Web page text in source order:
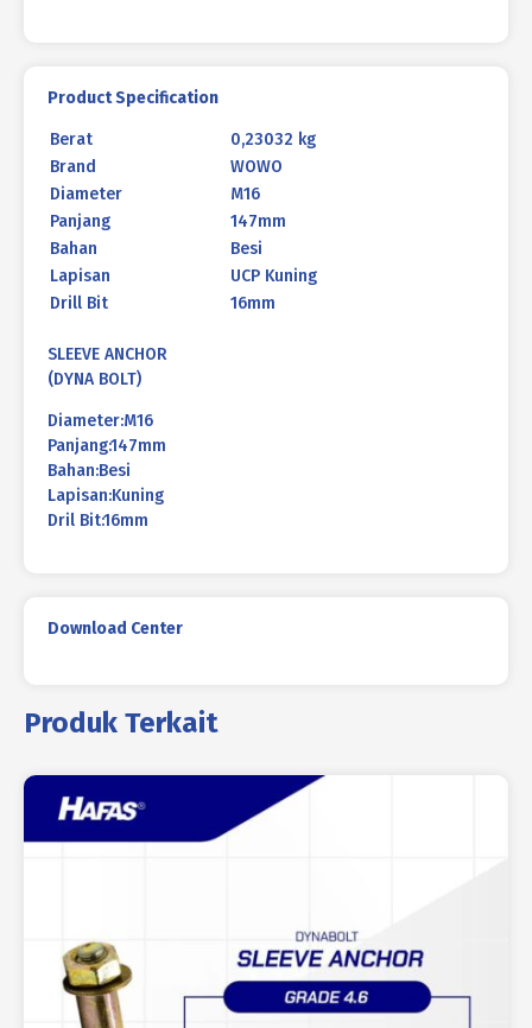
Product Specification
Berat
0,23032 kg
Brand
WOWO
Diameter
M16
Panjang
147mm
Bahan
Besi
Lapisan
UCP Kuning
Drill Bit
16mm
SLEEVE ANCHOR
(DYNA BOLT)
Diameter:M16
Panjang:147mm
Bahan:Besi
Lapisan:Kuning
Dril Bit:16mm
Download Center
Produk Terkait